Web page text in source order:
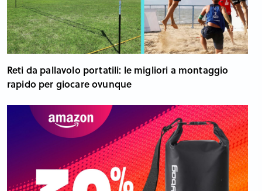
Reti da pallavolo portatili: le migliori a montaggio
rapido per giocare ovunque